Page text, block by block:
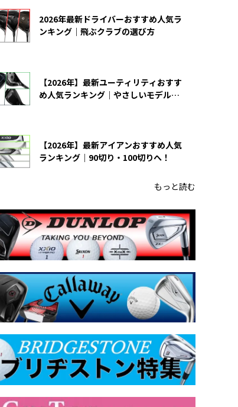
2026年最新ドライバーおすすめ人気ラ
ンキング｜飛ぶクラブの選び方
【2026年】最新ユーティリティおすす
め人気ランキング｜やさしいモデルの
【2026年】最新アイアンおすすめ人気
ランキング｜90切り・100切りへ！
もっと読む